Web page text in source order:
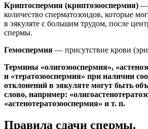
Криптоспермия (криптозооспермия) —
количество сперматозоидов, которые
в эякуляте с большим трудом, после
спермы.
Гемоспермия — присутствие крови
Термины «олигозооспермия»,
и «тератозооспермия» при наличии
отклонений в эякуляте могут быть
слово, например:
«астенотератозооспермия» и т. п.
Правила сдачи спермы.